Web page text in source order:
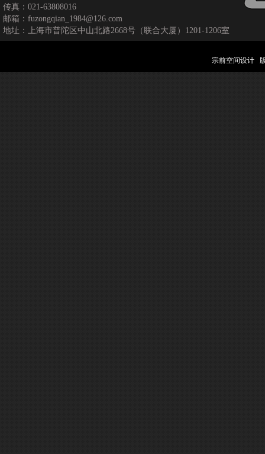
传真：021-63808016
邮箱：fuzongqian_1984@126.com
地址：上海市普陀区中山北路2668号（联合大厦）1201-1206室
宗前空间设计